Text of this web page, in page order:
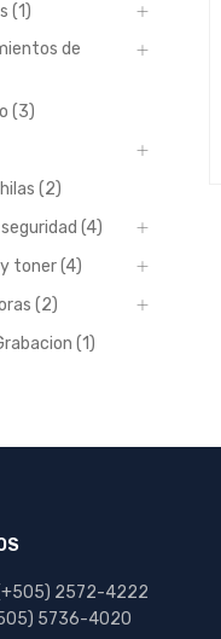
(1)
de
(3)
(2)
(4)
toner (4)
(2)
(1)
2572-4222
5736-4020